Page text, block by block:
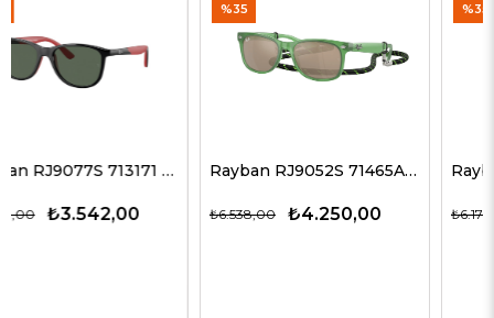
Rayban RJ9052S 71465A 47 G Çocuk Güneş Gözlükleri
₺4.250,00
₺6.538,00
Rayban RJ9064S 706468 44-19 Çocuk Güneş Gözlükleri
₺4.014,00
₺6.175,00